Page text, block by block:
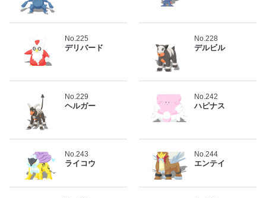
No.225
デリバード
No.228
デルビル
No.229
ヘルガー
No.242
ハピナス
No.243
ライコウ
No.244
エンテイ